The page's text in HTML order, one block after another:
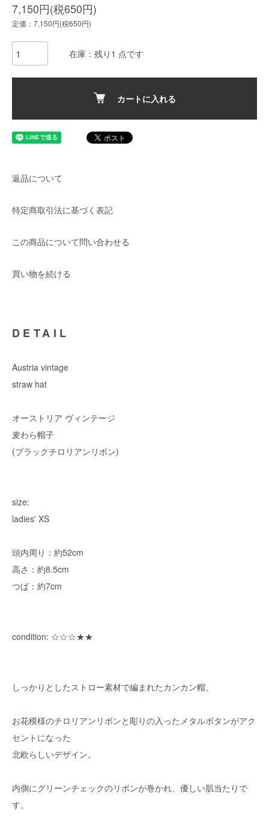
7,150円(税650円)
定価：7,150円(税650円)
在庫：残り1 点です
カートに入れる
返品について
特定商取引法に基づく表記
この商品について問い合わせる
買い物を続ける
DETAIL
Austria vintage
straw hat
オーストリア ヴィンテージ
麦わら帽子
(ブラックチロリアンリボン)
size:
ladies' XS
頭内周り：約52cm
高さ：約8.5cm
つば：約7cm
condition: ☆☆☆★★
しっかりとしたストロー素材で編まれたカンカン帽。
お花模様のチロリアンリボンと彫りの入ったメタルボタンがアク
セントになった
北欧らしいデザイン。
内側にグリーンチェックのリボンが巻かれ、優しい肌当たりで
す。